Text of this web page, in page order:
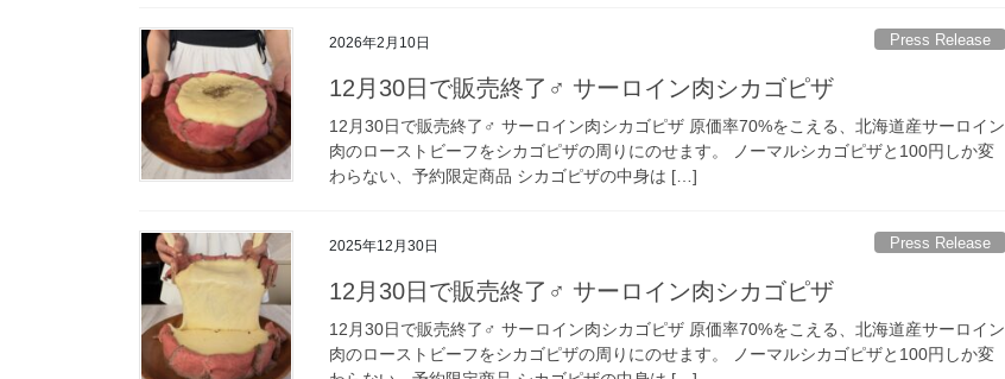
2026年2月10日 Press Release
12月30日で販売終了‍♂️ サーロイン肉シカゴピザ
12月30日で販売終了‍♂️ サーロイン肉シカゴピザ 原価率70%をこえる、北海道産サーロイン
肉のローストビーフをシカゴピザの周りにのせます。 ノーマルシカゴピザと100円しか変
わらない、予約限定商品 シカゴピザの中身は […]
2025年12月30日 Press Release
12月30日で販売終了‍♂️ サーロイン肉シカゴピザ
12月30日で販売終了‍♂️ サーロイン肉シカゴピザ 原価率70%をこえる、北海道産サーロイン
肉のローストビーフをシカゴピザの周りにのせます。 ノーマルシカゴピザと100円しか変